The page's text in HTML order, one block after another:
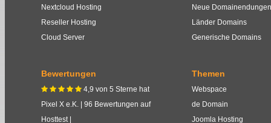
Nextcloud Hosting
Reseller Hosting
Cloud Server
Neue Domainendungen
Länder Domains
Generische Domains
Bewertungen
     4,9 von 5 Sterne hat
Pixel X e.K. | 96 Bewertungen auf
Hosttest |
Themen
Webspace
de Domain
Joomla Hosting